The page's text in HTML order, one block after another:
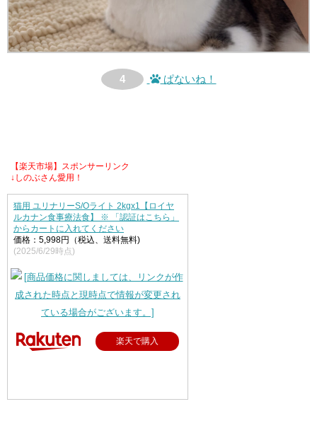
4 ぱないね！
【楽天市場】スポンサーリンク
↓しのぶさん愛用！
猫用 ユリナリーS/Oライト 2kgx1【ロイヤ
ルカナン食事療法食】 ※ 「認証はこちら」
からカートに入れてください
価格：5,998円（税込、送料無料)
(2025/6/29時点)
楽天で購入